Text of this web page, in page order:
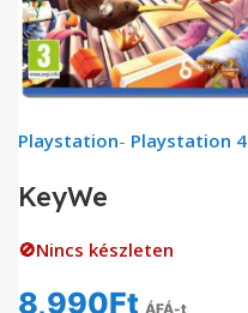
Playstation- Playstation 4
KeyWe
🚫Nincs készleten
8,990Ft ÁFÁ-t